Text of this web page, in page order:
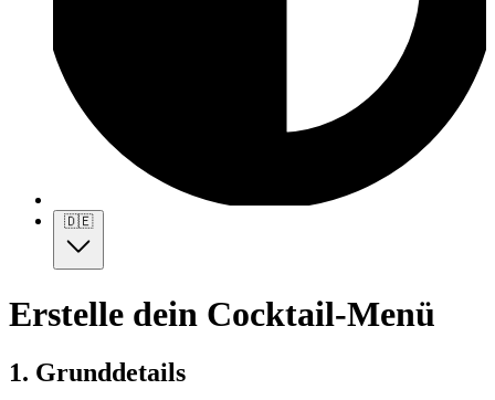
🇩🇪
Erstelle dein Cocktail-Menü
1. Grunddetails